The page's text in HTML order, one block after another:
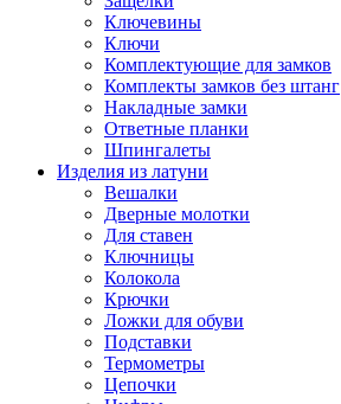
Ключевины
Ключи
Комплектующие для замков
Комплекты замков без штанг
Накладные замки
Ответные планки
Шпингалеты
Изделия из латуни
Вешалки
Дверные молотки
Для ставен
Ключницы
Колокола
Крючки
Ложки для обуви
Подставки
Термометры
Цепочки